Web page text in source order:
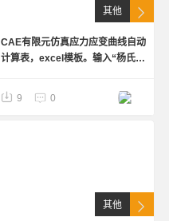
其他
CAE有限元仿真应力应变曲线自动
计算表，excel模板。输入“杨氏模
长率”4个参数，计算输出工程应
力-应变及真应力-应变曲线。
9 0
其他